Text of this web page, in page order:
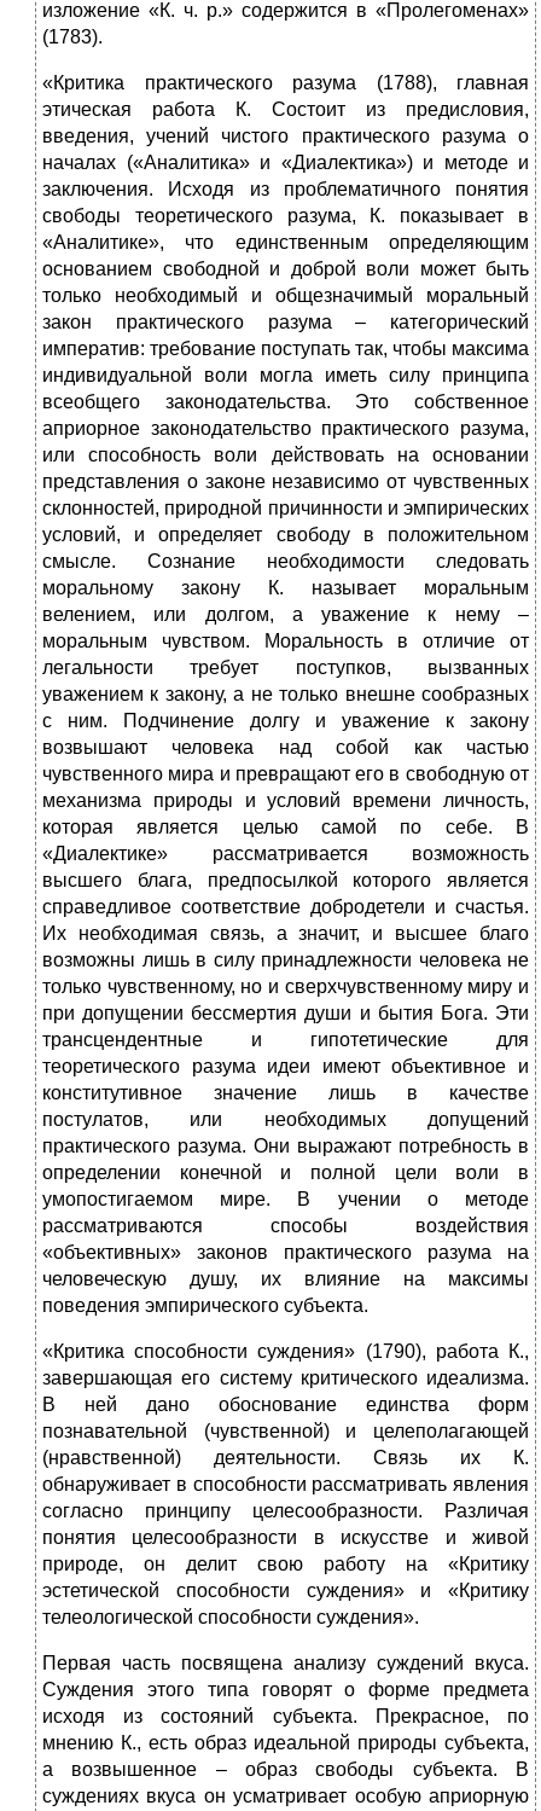
изложение «К. ч. р.» содержится в «Пролегоменах»
(1783).
«Критика практического разума (1788), главная
этическая работа К. Состоит из предисловия,
введения, учений чистого практического разума о
началах («Аналитика» и «Диалектика») и методе и
заключения. Исходя из проблематичного понятия
свободы теоретического разума, К. показывает в
«Аналитике», что единственным определяющим
основанием свободной и доброй воли может быть
только необходимый и общезначимый моральный
закон практического разума – категорический
императив: требование поступать так, чтобы максима
индивидуальной воли могла иметь силу принципа
всеобщего законодательства. Это собственное
априорное законодательство практического разума,
или способность воли действовать на основании
представления о законе независимо от чувственных
склонностей, природной причинности и эмпирических
условий, и определяет свободу в положительном
смысле. Сознание необходимости следовать
моральному закону К. называет моральным
велением, или долгом, а уважение к нему –
моральным чувством. Моральность в отличие от
легальности требует поступков, вызванных
уважением к закону, а не только внешне сообразных
с ним. Подчинение долгу и уважение к закону
возвышают человека над собой как частью
чувственного мира и превращают его в свободную от
механизма природы и условий времени личность,
которая является целью самой по себе. В
«Диалектике» рассматривается возможность
высшего блага, предпосылкой которого является
справедливое соответствие добродетели и счастья.
Их необходимая связь, а значит, и высшее благо
возможны лишь в силу принадлежности человека не
только чувственному, но и сверхчувственному миру и
при допущении бессмертия души и бытия Бога. Эти
трансцендентные и гипотетические для
теоретического разума идеи имеют объективное и
конститутивное значение лишь в качестве
постулатов, или необходимых допущений
практического разума. Они выражают потребность в
определении конечной и полной цели воли в
умопостигаемом мире. В учении о методе
рассматриваются способы воздействия
«объективных» законов практического разума на
человеческую душу, их влияние на максимы
поведения эмпирического субъекта.
«Критика способности суждения» (1790), работа К.,
завершающая его систему критического идеализма.
В ней дано обоснование единства форм
познавательной (чувственной) и целеполагающей
(нравственной) деятельности. Связь их К.
обнаруживает в способности рассматривать явления
согласно принципу целесообразности. Различая
понятия целесообразности в искусстве и живой
природе, он делит свою работу на «Критику
эстетической способности суждения» и «Критику
телеологической способности суждения».
Первая часть посвящена анализу суждений вкуса.
Суждения этого типа говорят о форме предмета
исходя из состояний субъекта. Прекрасное, по
мнению К., есть образ идеальной природы субъекта,
а возвышенное – образ свободы субъекта. В
суждениях вкуса он усматривает особую априорную